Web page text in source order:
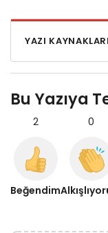
YAZI KAYNAKLARI
Bu Yazıya
2
Beğendim
0